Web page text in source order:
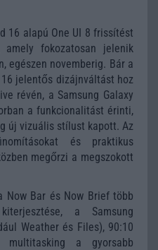
16 alapú One UI 8 frissítést
amely fokozatosan jelenik
egészen novemberig. Bár a
jelentős dizájnváltást hoz
révén, a Samsung Galaxy
a funkcionalitást érinti,
új vizuális stílust kapott. Az
és praktikus
megőrzi a megszokott
Now Bar és Now Brief több
a Samsung
Weather és Files), 90:10
multitasking a gyorsabb